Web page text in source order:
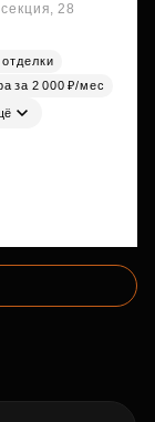
28
отделки
за 2 000 ₽/мес